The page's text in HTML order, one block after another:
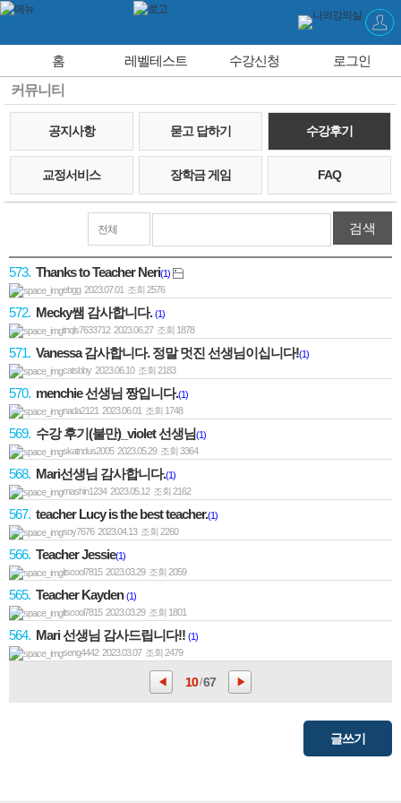
홈 레벨테스트 수강신청
로그인
커뮤니티
공지사항 묻고 답하기 수강후기
교정서비스 장학금 게임 FAQ
검색
573. Thanks to Teacher Neri(1)
ebgg 2023.07.01 조회 2576
572. Mecky쌤 감사합니다.(1)
tnqls7633712 2023.06.27 조회 1878
571. Vanessa 감사합니다. 정말 멋진 선생님이십니다!(1)
catsbby 2023.06.10 조회 2183
570. menchie 선생님 짱입니다.(1)
nada2121 2023.06.01 조회 1748
569. 수강 후기(불만)_violet 선생님(1)
skatndus2005 2023.05.29 조회 3364
568. Mari선생님 감사합니다.(1)
mashin1234 2023.05.12 조회 2162
567. teacher Lucy is the best teacher.(1)
soy7676 2023.04.13 조회 2260
566. Teacher Jessie(1)
itscool7815 2023.03.29 조회 2059
565. Teacher Kayden(1)
itscool7815 2023.03.29 조회 1801
564. Mari 선생님 감사드립니다!! (1)
seng4442 2023.03.07 조회 2479
◀ 10/67 ▶
글쓰기